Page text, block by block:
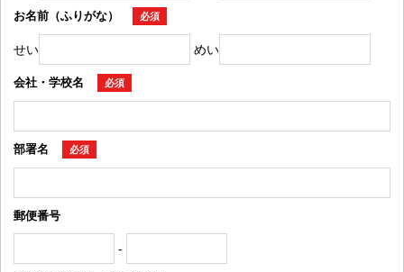
お名前（ふりがな） 必須
せい めい
会社・学校名 必須
部署名 必須
郵便番号
-